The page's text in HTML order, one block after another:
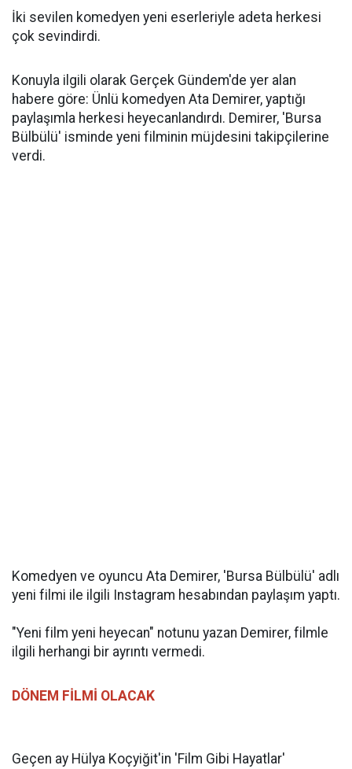
İki sevilen komedyen yeni eserleriyle adeta herkesi
çok sevindirdi.
Konuyla ilgili olarak Gerçek Gündem'de yer alan
habere göre: Ünlü komedyen Ata Demirer, yaptığı
paylaşımla herkesi heyecanlandırdı. Demirer, 'Bursa
Bülbülü' isminde yeni filminin müjdesini takipçilerine
verdi.
Komedyen ve oyuncu Ata Demirer, 'Bursa Bülbülü' adlı
yeni filmi ile ilgili Instagram hesabından paylaşım yaptı.
"Yeni film yeni heyecan" notunu yazan Demirer, filmle
ilgili herhangi bir ayrıntı vermedi.
DÖNEM FİLMİ OLACAK
Geçen ay Hülya Koçyiğit'in 'Film Gibi Hayatlar'